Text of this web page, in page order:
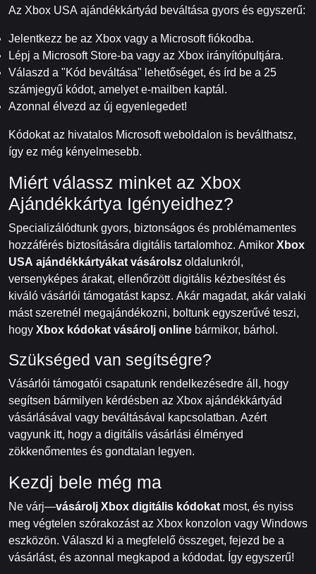
Az Xbox USA ajándékkártyád beváltása gyors és egyszerű:
Jelentkezz be az Xbox vagy a Microsoft fiókodba.
Lépj a Microsoft Store-ba vagy az Xbox irányítópultjára.
Válaszd a "Kód beváltása" lehetőséget, és írd be a 25
számjegyű kódot, amelyet e-mailben kaptál.
Azonnal élvezd az új egyenlegedet!
Kódokat az hivatalos Microsoft weboldalon is beválthatsz,
így ez még kényelmesebb.
Miért válassz minket az Xbox
Ajándékkártya Igényeidhez?
Specializálódtunk gyors, biztonságos és problémamentes
hozzáférés biztosítására digitális tartalomhoz. Amikor Xbox
USA ajándékkártyákat vásárolsz oldalunkról,
versenyképes árakat, ellenőrzött digitális kézbesítést és
kiváló vásárlói támogatást kapsz. Akár magadat, akár valaki
mást szeretnél megajándékozni, boltunk egyszerűvé teszi,
hogy Xbox kódokat vásárolj online bármikor, bárhol.
Szükséged van segítségre?
Vásárlói támogatói csapatunk rendelkezésedre áll, hogy
segítsen bármilyen kérdésben az Xbox ajándékkártyád
vásárlásával vagy beváltásával kapcsolatban. Azért
vagyunk itt, hogy a digitális vásárlási élményed
zökkenőmentes és gondtalan legyen.
Kezdj bele még ma
Ne várj—vásárolj Xbox digitális kódokat most, és nyiss
meg végtelen szórakozást az Xbox konzolon vagy Windows
eszközön. Válaszd ki a megfelelő összeget, fejezd be a
vásárlást, és azonnal megkapod a kódodat. Így egyszerű!